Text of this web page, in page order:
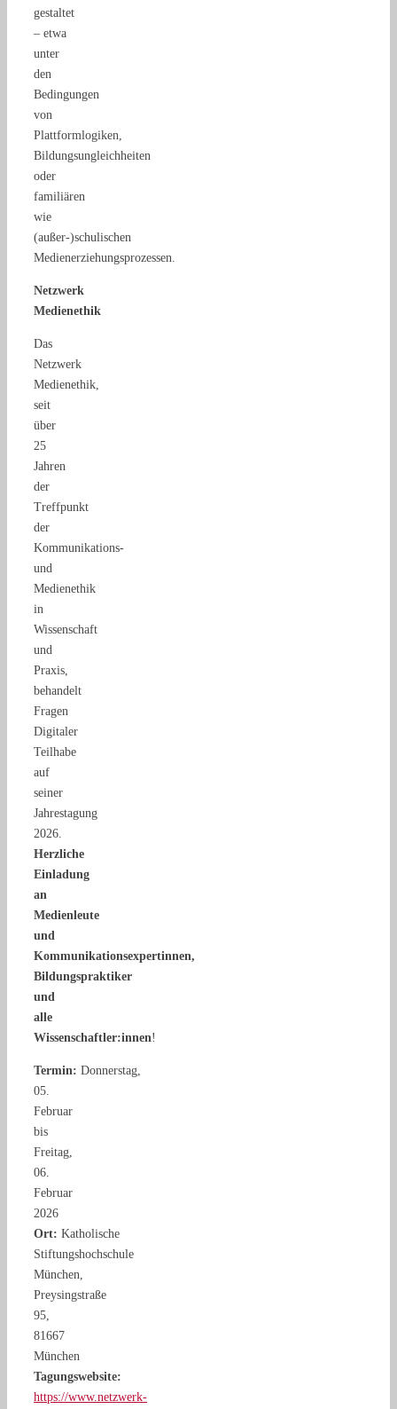
gestaltet
– etwa
unter
den
Bedingungen
von
Plattformlogiken,
Bildungsungleichheiten
oder
familiären
wie
(außer-)schulischen
Medienerziehungsprozessen.
Netzwerk
Medienethik
Das
Netzwerk
Medienethik,
seit
über
25
Jahren
der
Treffpunkt
der
Kommunikations-
und
Medienethik
in
Wissenschaft
und
Praxis,
behandelt
Fragen
Digitaler
Teilhabe
auf
seiner
Jahrestagung
2026.
Herzliche
Einladung
an
Medienleute
und
Kommunikationsexpertinnen,
Bildungspraktiker
und
alle
Wissenschaftler:innen!
Termin: Donnerstag,
05.
Februar
bis
Freitag,
06.
Februar
2026
Ort: Katholische
Stiftungshochschule
München,
Preysingstraße
95,
81667
München
Tagungswebsite:
https://www.netzwerk-